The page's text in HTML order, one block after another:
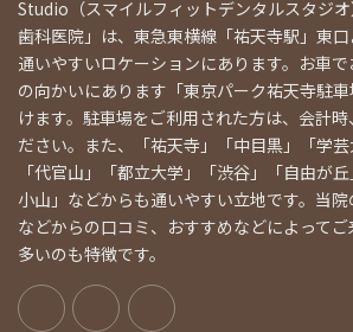
Studio（スマイルフィットデンタルスタジ
歯科医院」は、東急東横線「祐天寺駅」東口
通いやすいロケーションにあります。お車
の向かいにあります「東京パーク祐天寺駐
けます。駐車場をご利用された方は、会計
ださい。また、「祐天寺」「中目黒」「学芸
「代官山」「都立大学」「渋谷」「自由が
小山」などからも通いやすい立地です。当
などからの口コミ、おすすめなどによって
多いのも特徴です。